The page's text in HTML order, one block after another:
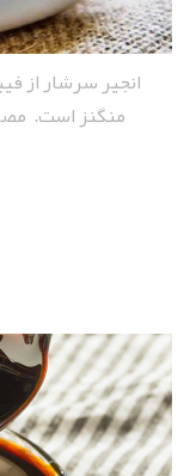
انجیر سرشار از
منگنز است.